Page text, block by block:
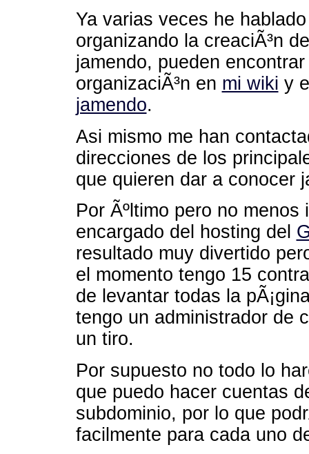
Ya varias veces he
organizando la creaciÃ³n
jamendo, pueden
organizaciÃ³n en mi wiki y
jamendo.
Asi mismo me han
direcciones de los
que quieren dar a conocer
Por Ãºltimo pero no
encargado del hosting del
resultado muy divertido
el momento tengo 15
de levantar todas la
tengo un administrador de
un tiro.
Por supuesto no todo lo
que puedo hacer cuentas
subdominio, por lo que
facilmente para cada uno